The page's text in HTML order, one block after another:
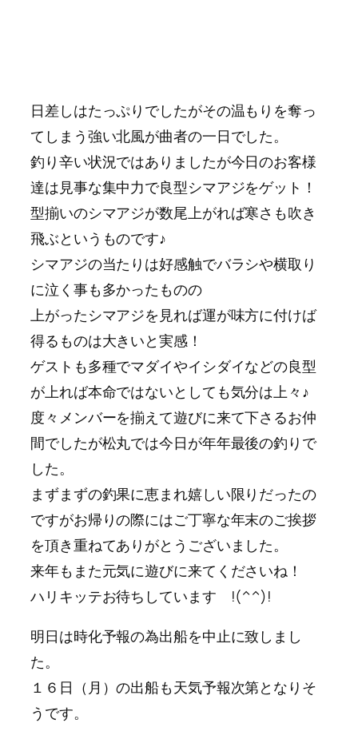
日差しはたっぷりでしたがその温もりを奪っ
てしまう強い北風が曲者の一日でした。
釣り辛い状況ではありましたが今日のお客様
達は見事な集中力で良型シマアジをゲット！
型揃いのシマアジが数尾上がれば寒さも吹き
飛ぶというものです♪
シマアジの当たりは好感触でバラシや横取り
に泣く事も多かったものの
上がったシマアジを見れば運が味方に付けば
得るものは大きいと実感！
ゲストも多種でマダイやイシダイなどの良型
が上れば本命ではないとしても気分は上々♪
度々メンバーを揃えて遊びに来て下さるお仲
間でしたが松丸では今日が年年最後の釣りで
した。
まずまずの釣果に恵まれ嬉しい限りだったの
ですがお帰りの際にはご丁寧な年末のご挨拶
を頂き重ねてありがとうございました。
来年もまた元気に遊びに来てくださいね！
ハリキッテお待ちしています !(^^)!
明日は時化予報の為出船を中止に致しまし
た。
１６日（月）の出船も天気予報次第となりそ
うです。